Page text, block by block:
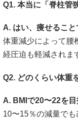
Q1. 本当に「脊柱管
A. はい、痩せること
体重減少によって腰
経圧迫も軽減されま
Q2. どのくらい体重
A. BMIで20〜22を目
10〜15％の減量でも